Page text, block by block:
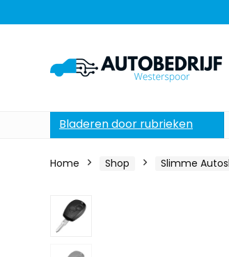
Bladeren door rubrieken
Home Shop Slimme